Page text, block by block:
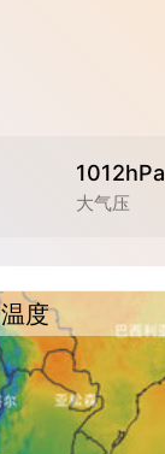
1012hPa
大气压
温度